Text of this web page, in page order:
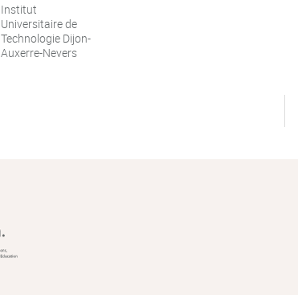
Institut
Universitaire de
Technologie Dijon-
Auxerre-Nevers